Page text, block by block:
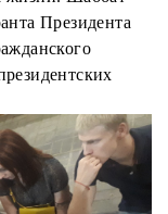
Президента